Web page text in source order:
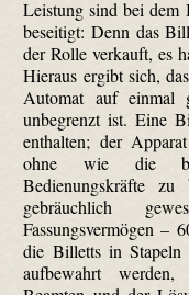
Leistung sind bei dem
beseitigt: Denn das
der Rolle verkauft, es
Hieraus ergibt sich,
Automat auf einmal
unbegrenzt ist. Eine
enthalten; der
ohne wie die
Bedienungskräfte
gebräuchlich
Fassungsvermögen –
die Billetts in Stapeln
aufbewahrt